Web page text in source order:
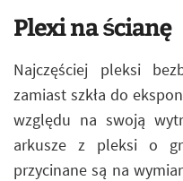
Plexi na ścianę
Najczęściej pleksi
zamiast szkła do
względu na swoją
arkusze z pleksi o
przycinane są na